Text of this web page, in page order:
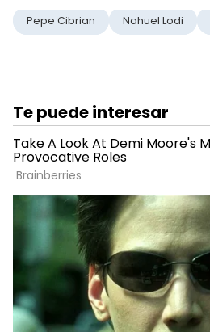
Pepe Cibrian Nahuel Lodi